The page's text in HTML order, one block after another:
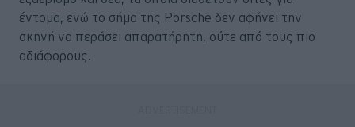
έντομα, ενώ το σήμα της Porsche δεν αφήνει την
σκηνή να περάσει απαρατήρητη, ούτε από τους πιο
αδιάφορους.